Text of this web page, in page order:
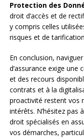
Protection des
droit d’accès et de
y compris celles
risques et de
En conclusion,
d’assurance exige
et des recours
contrats et à la
proactivité restent vos
intérêts. N’hésitez pas
droit spécialisés en
vos démarches,